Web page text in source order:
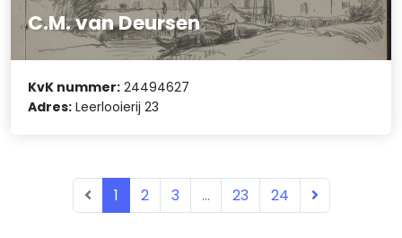
C.M. van Deursen
KvK nummer: 24494627
Adres: Leerlooierij 23
1 2 3 ... 23 24